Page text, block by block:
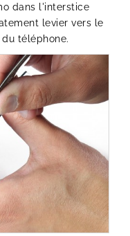
dans l'interstice
levier vers le
téléphone.